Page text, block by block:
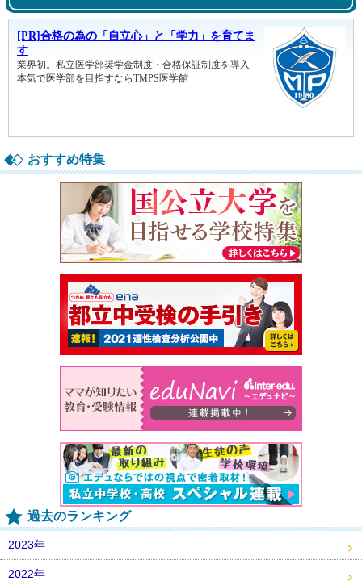
おすすめ特集
過去のランキング
2023年
2022年